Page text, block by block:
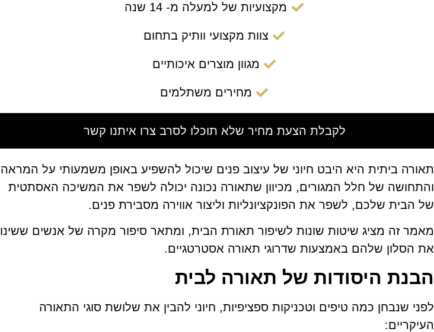
מקצועיות של למעלה מ- 14 שנה
צוות מקצועי וותיק בתחום
מגוון מוצרים איכותיים
מחירים משתלמים
לקבלת הצעת מחיר שלא תוכלו לסרב צרו איתנו קשר
תאורה ביתית היא היבט חיוני של עיצוב פנים שיכול להשפיע באופן משמעותי על המראה
והתחושה של חלל המגורים, מכיוון שתאורה נכונה יכולה לשפר את המשיכה האסתטית
של הבית שלכם, לשפר את הפונקציונליות וליצור אווירה מסבירת פנים.
מאמר זה מציג שיטות שונות לשיפור תאורת הבית, ומתאר סיפור מקרה של אנשים ששינו
את הסלון שלהם באמצעות שדרוגי תאורה אסטרטגיים.
הבנת היסודות של תאורה לבית
לפני שנבחן כמה טיפים וטכניקות ספציפיות, חיוני להבין את שלושת סוגי התאורה
העיקריים: